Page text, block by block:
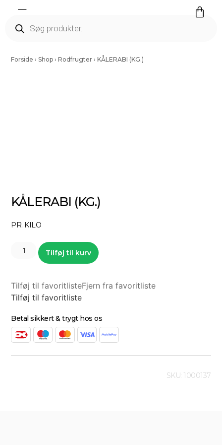
Forside ›Shop ›Rodfrugter ›KÅLERABI (KG.)
KÅLERABI (KG.)
PR. KILO
Tilføj til kurv
Tilføj til favoritlisteFjern fra favoritliste
Tilføj til favoritliste
Betal sikkert & trygt hos os
SKU: 1000137